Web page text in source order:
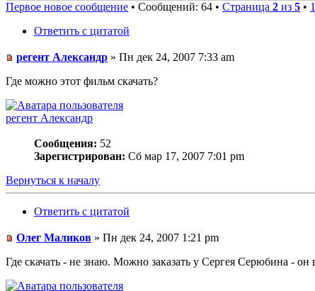
Первое новое сообщение • Сообщений: 64 • Страница 2 из 5 • 1
Ответить с цитатой
регент Александр » Пн дек 24, 2007 7:33 am
Где можно этот фильм скачать?
регент Александр
Сообщения: 52
Зарегистрирован: Сб мар 17, 2007 7:01 pm
Вернуться к началу
Ответить с цитатой
Олег Маликов » Пн дек 24, 2007 1:21 pm
Где скачать - не знаю. Можно заказать у Сергея Серюбина -